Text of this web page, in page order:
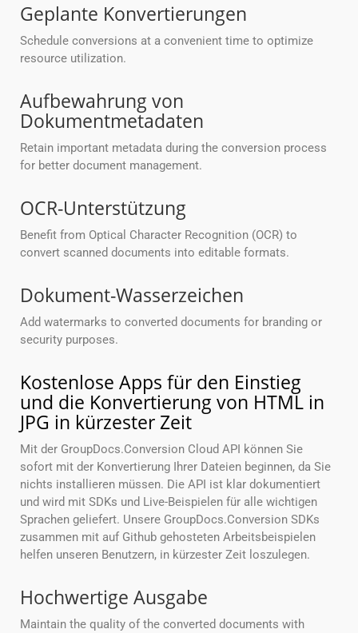
Geplante Konvertierungen
Schedule conversions at a convenient time to optimize
resource utilization.
Aufbewahrung von
Dokumentmetadaten
Retain important metadata during the conversion process
for better document management.
OCR-Unterstützung
Benefit from Optical Character Recognition (OCR) to
convert scanned documents into editable formats.
Dokument-Wasserzeichen
Add watermarks to converted documents for branding or
security purposes.
Kostenlose Apps für den Einstieg
und die Konvertierung von HTML in
JPG in kürzester Zeit
Mit der GroupDocs.Conversion Cloud API können Sie
sofort mit der Konvertierung Ihrer Dateien beginnen, da Sie
nichts installieren müssen. Die API ist klar dokumentiert
und wird mit SDKs und Live-Beispielen für alle wichtigen
Sprachen geliefert. Unsere GroupDocs.Conversion SDKs
zusammen mit auf Github gehosteten Arbeitsbeispielen
helfen unseren Benutzern, in kürzester Zeit loszulegen.
Hochwertige Ausgabe
Maintain the quality of the converted documents with